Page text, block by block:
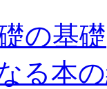
の基礎
る本